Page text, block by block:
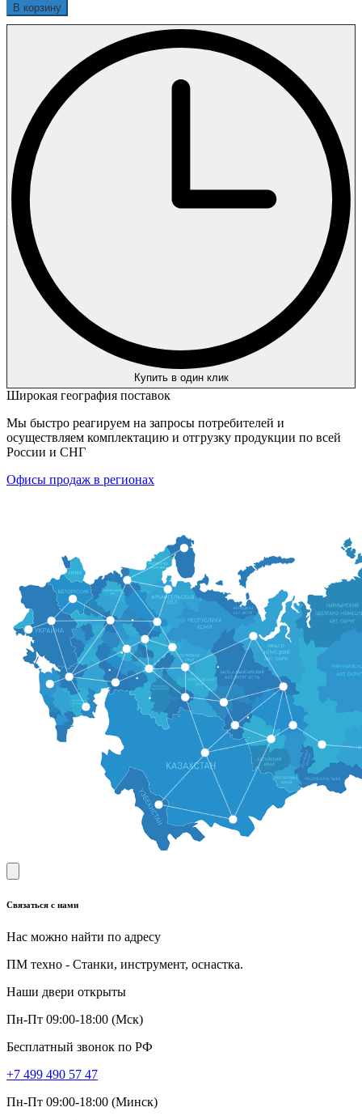
В корзину
Купить в один клик
Широкая география поставок
Мы быстро реагируем на запросы потребителей и
осуществляем комплектацию и отгрузку продукции по всей
России и СНГ
Офисы продаж в регионах
Связаться с нами
Нас можно найти по адресу
ПМ техно - Станки, инструмент, оснастка.
Наши двери открыты
Пн-Пт 09:00-18:00 (Мск)
Бесплатный звонок по РФ
+7 499 490 57 47
Пн-Пт 09:00-18:00 (Минск)